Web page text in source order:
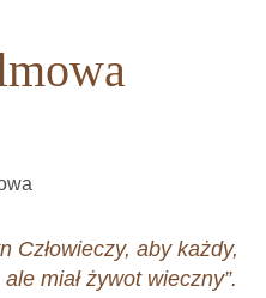
Człowieczy, aby każdy,
miał żywot wieczny”.